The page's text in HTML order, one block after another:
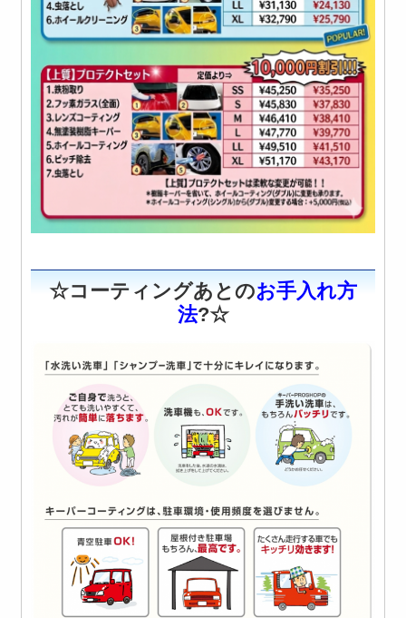
☆コーティングあとのお手入れ方
法?☆